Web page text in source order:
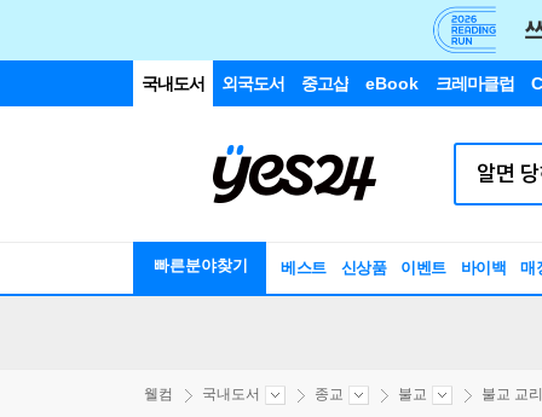
국내도서 외국도서 중고샵 eBook 크레마클럽
빠른분야찾기 베스트 신상품 이벤트 바이백 매
웰컴 국내도서 종교 불교 불교 교